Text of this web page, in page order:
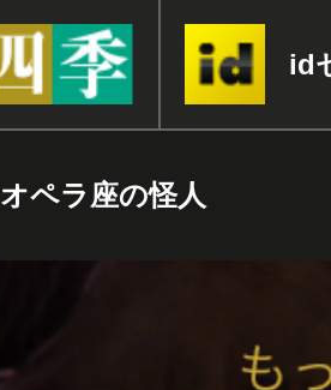
id
オペラ座の怪人